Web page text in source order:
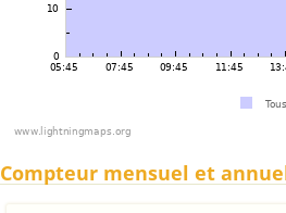
Compteur mensuel et